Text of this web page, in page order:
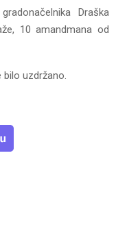
Draška
10 amandmana od
bilo uzdržano.